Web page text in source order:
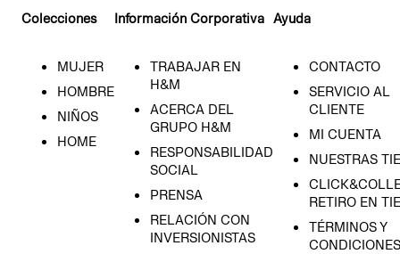
Colecciones
MUJER
HOMBRE
NIÑOS
HOME
Información Corporativa
TRABAJAR EN
H&M
ACERCA DEL
GRUPO H&M
RESPONSABILIDAD
SOCIAL
PRENSA
RELACIÓN CON
INVERSIONISTAS
Ayuda
CONTACTO
SERVICIO AL
CLIENTE
MI CUENTA
NUESTRAS
RETIRO EN
TÉRMINOS Y
CONDICIONES